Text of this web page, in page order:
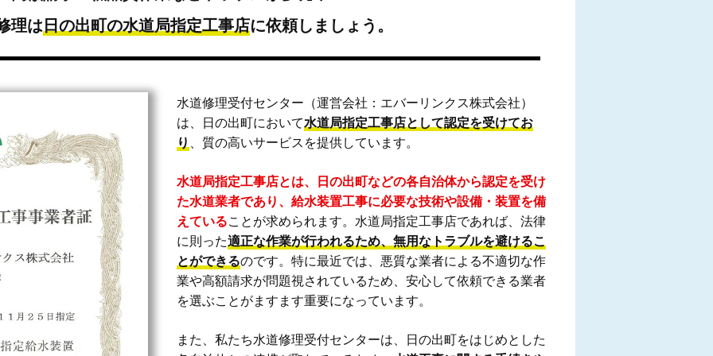
理は日の出町の水道局指定工事店に依頼しましょう。
水道修理受付センター（運営会社：エバーリンクス株式会社）
は、日の出町において水道局指定工事店として認定を受けてお
り 、質の高いサービスを提供しています。
水道局指定工事店とは、日の出町などの各自治体から認定を受け
た水道業者であり、給水装置工事に必要な技術や設備・装置を備
えていることが求められます。水道局指定工事店であれば、法律
に則った適正な作業が行われるため、無用なトラブルを避けるこ
とができるのです。特に最近では、悪質な業者による不適切な作
業や高額請求が問題視されているため、安心して依頼できる業者
を選ぶことがますます重要になっています。
また、私たち水道修理受付センターは、日の出町をはじめとした